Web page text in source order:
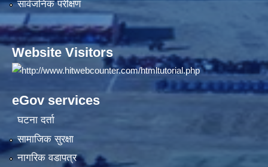
सार्वजनिक परीक्षण
Website Visitors
eGov services
घटना दर्ता
सामाजिक सुरक्षा
नागरिक वडापत्र